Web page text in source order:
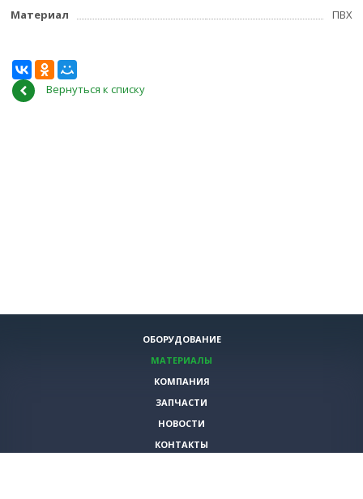
Материал
ПВХ
Вернуться к списку
ОБОРУДОВАНИЕ
МАТЕРИАЛЫ
КОМПАНИЯ
ЗАПЧАСТИ
НОВОСТИ
КОНТАКТЫ